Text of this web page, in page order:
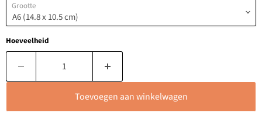
Grootte
Hoeveelheid
Toevoegen aan winkelwagen